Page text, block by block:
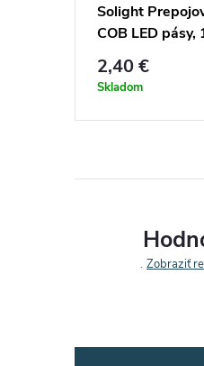
Solight
COB LED pásy,
WM92
2,40 €
Skladom
Zobraziť